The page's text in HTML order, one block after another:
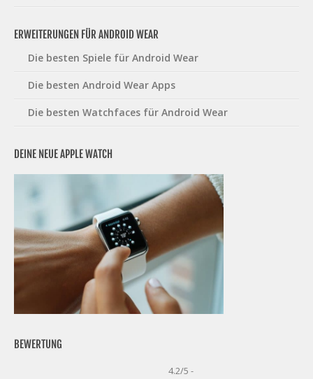
ERWEITERUNGEN FÜR ANDROID WEAR
Die besten Spiele für Android Wear
Die besten Android Wear Apps
Die besten Watchfaces für Android Wear
DEINE NEUE APPLE WATCH
BEWERTUNG
4.2/5 -